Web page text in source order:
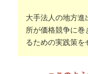
大手法人の地方進
所が価格競争に
るための実践策を